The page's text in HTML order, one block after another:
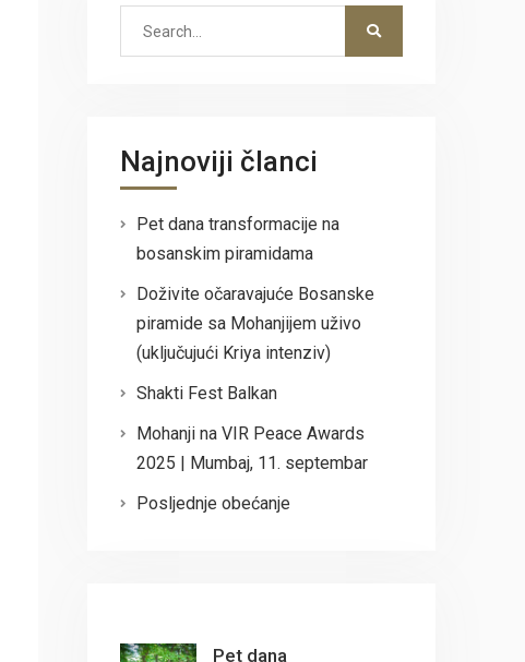
Najnoviji članci
Pet dana transformacije na
bosanskim piramidama
Doživite očaravajuće Bosanske
piramide sa Mohanjijem uživo
(uključujući Kriya intenziv)
Shakti Fest Balkan
Mohanji na VIR Peace Awards
2025 | Mumbaj, 11. septembar
Posljednje obećanje
Pet dana